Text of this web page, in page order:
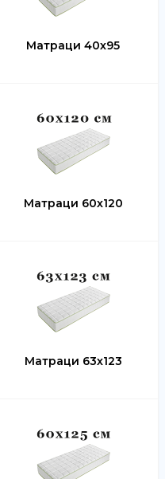
Матраци 40х95
Матраци 60х120
Матраци 63х123